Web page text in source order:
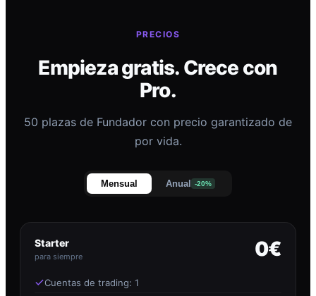
PRECIOS
Empieza gratis. Crece con
Pro.
50 plazas de Fundador con precio garantizado de
por vida.
Mensual Anual -20%
Starter
para siempre 0€
Cuentas de trading: 1